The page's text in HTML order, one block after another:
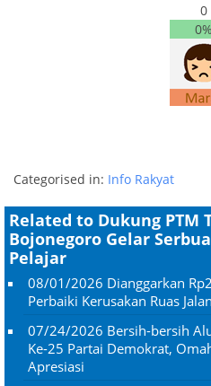
0
0%
Categorised in: Info Rakyat
Related to Dukung PTM
Bojonegoro Gelar
Pelajar
08/01/2026 Dianggarkan
Perbaiki Kerusakan Ruas
07/24/2026 Bersih-bersih
Ke-25 Partai Demokrat,
Apresiasi